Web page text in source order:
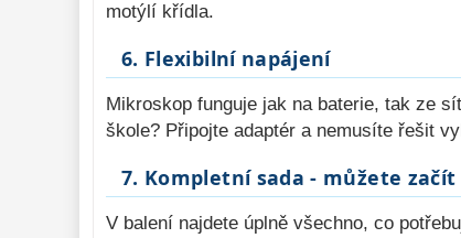
motýlí křídla.
6. Flexibilní napájení
Mikroskop funguje jak na baterie, tak ze
škole? Připojte adaptér a nemusíte řešit
7. Kompletní sada - můžete začít
V balení najdete úplně všechno, co